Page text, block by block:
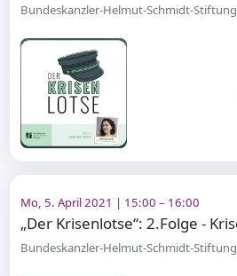
Bundeskanzler-Helmut-Schmidt-Stiftung
Mo, 5. April 2021 | 15:00 – 16:00
Bundeskanzler-Helmut-Schmidt-Stiftung